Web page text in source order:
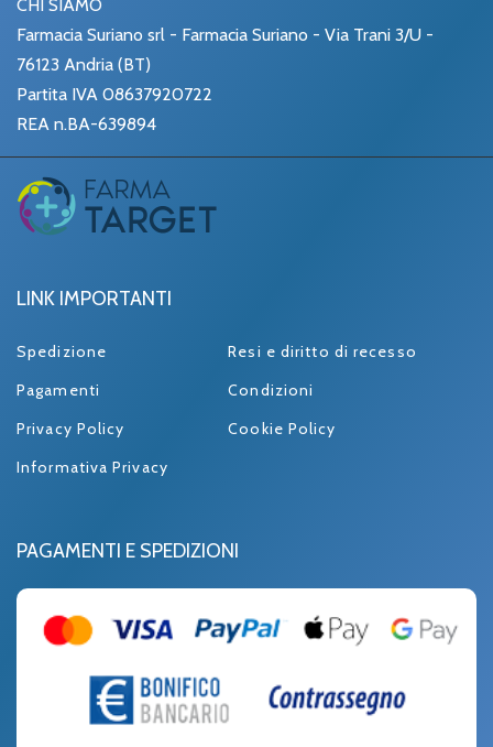
CHI SIAMO
Farmacia Suriano srl - Farmacia Suriano - Via Trani 3/U -
76123 Andria (BT)
Partita IVA 08637920722
REA n.BA-639894
LINK IMPORTANTI
Spedizione
Resi e diritto di recesso
Pagamenti
Condizioni
Privacy Policy
Cookie Policy
Informativa Privacy
PAGAMENTI E SPEDIZIONI